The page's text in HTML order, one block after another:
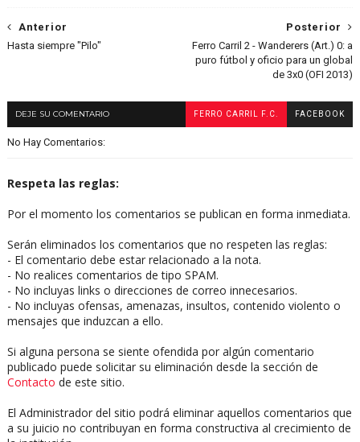
Posterior
Ferro Carril 2 - Wanderers (Art.) 0: a
puro fútbol y oficio para un global
de 3x0 (OFI 2013)
Anterior
Hasta siempre "Pilo"
DEJE SU COMENTARIO FERRO CARRIL F.C. FACEBOOK
No Hay Comentarios:
Respeta las reglas:
Por el momento los comentarios se publican en forma inmediata.
Serán eliminados los comentarios que no respeten las reglas:
- El comentario debe estar relacionado a la nota.
- No realices comentarios de tipo SPAM.
- No incluyas links o direcciones de correo innecesarios.
- No incluyas ofensas, amenazas, insultos, contenido violento o
mensajes que induzcan a ello.
Si alguna persona se siente ofendida por algún comentario
publicado puede solicitar su eliminación desde la sección de
Contacto de este sitio.
El Administrador del sitio podrá eliminar aquellos comentarios que
a su juicio no contribuyan en forma constructiva al crecimiento de